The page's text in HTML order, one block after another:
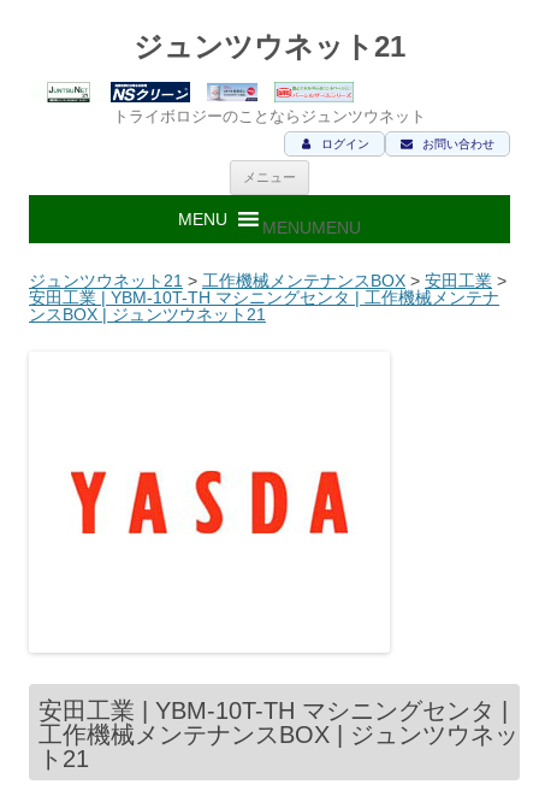
ジュンツウネット21
トライボロジーのことならジュンツウネット
お問い合わせ
ログイン
メニュー
ン
ツ
ス
キ
ッ
MENUMENU
ジュンツウネット21 > 工作機械メンテナンスBOX > 安田工業 >
安田工業 | YBM-10T-TH マシニングセンタ | 工作機械メンテナ
ンスBOX | ジュンツウネット21
安田工業 | YBM-10T-TH マシニングセンタ |
工作機械メンテナンスBOX | ジュンツウネッ
ト21